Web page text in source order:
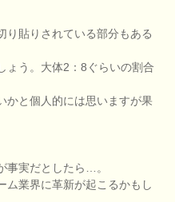
り貼りされている部分もある
ょう。大体2：8ぐらいの割合
かと個人的には思いますが果
事実だとしたら…。
ム業界に革新が起こるかもし